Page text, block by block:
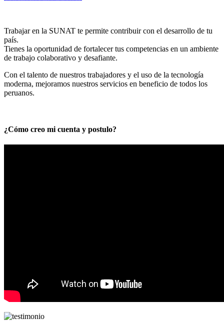
Trabajar en la SUNAT te permite contribuir con el desarrollo de tu
país.
Tienes la oportunidad de fortalecer tus competencias en un ambiente
de trabajo colaborativo y desafiante.
Con el talento de nuestros trabajadores y el uso de la tecnología
moderna, mejoramos nuestros servicios en beneficio de todos los
peruanos.
¿Cómo creo mi cuenta y postulo?